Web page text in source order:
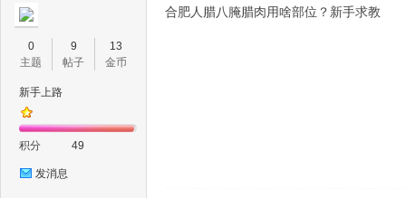
0
主题
9
帖子
13
金币
新手上路
积分 49
发消息
合肥人腊八腌腊肉用啥部位？新手求教